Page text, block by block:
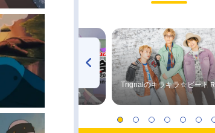
TVアニメ『戦隊大失格』
radio 大直会 2nd season
Trignalのキラキラ☆ビートＲ